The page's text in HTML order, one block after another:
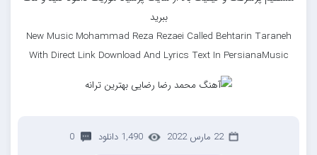
ببرید
New Music Mohammad Reza Rezaei Called Behtarin Taraneh
With Direct Link Download And Lyrics Text In PersianaMusic
22 مارس 2022 1,490 دانلود 0